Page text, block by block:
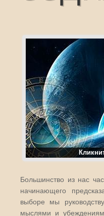
Большинство из нас
начинающего
выборе мы
мыслями и